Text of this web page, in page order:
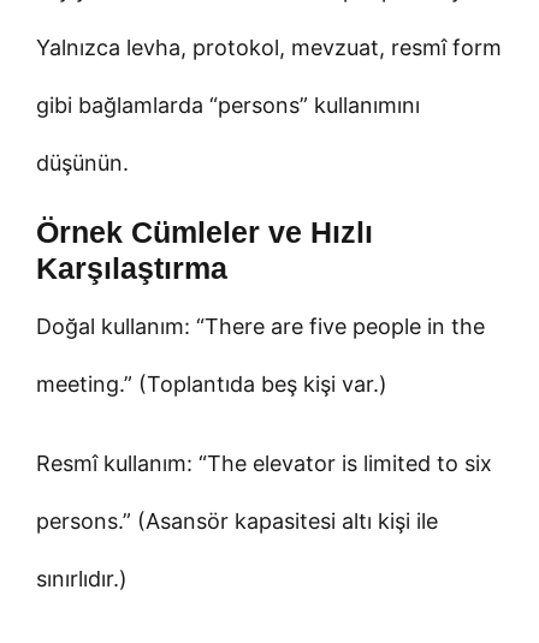
Yalnızca levha, protokol, mevzuat, resmî form
gibi bağlamlarda “persons” kullanımını
düşünün.
Örnek Cümleler ve Hızlı
Karşılaştırma
Doğal kullanım: “There are five people in the
meeting.” (Toplantıda beş kişi var.)
Resmî kullanım: “The elevator is limited to six
persons.” (Asansör kapasitesi altı kişi ile
sınırlıdır.)